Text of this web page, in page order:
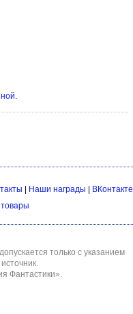
.
Наши награды
ВКонтакте
только с указанием
Фантастики».